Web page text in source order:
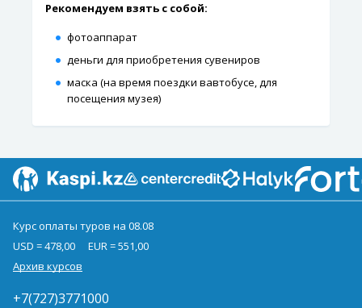
Рекомендуем взять с собой:
фотоаппарат
деньги для приобретения сувениров
маска (на время поездки вавтобусе, для
посещения музея)
Курс оплаты туров на 08.08
USD = 478,00
EUR = 551,00
Архив курсов
+7(727)3771000